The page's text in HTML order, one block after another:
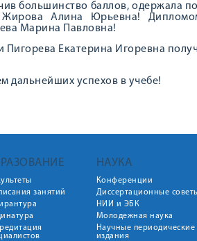
большинство баллов, одержала
Жирова Алина Юрьевна!
Марина Павловна!
Екатерина Игоревна
дальнейших успехов в учебе!
занятий
НАУКА
Конференции
Диссертационные
НИИ и ЭБК
Молодежная наука
Научные периодические
издания